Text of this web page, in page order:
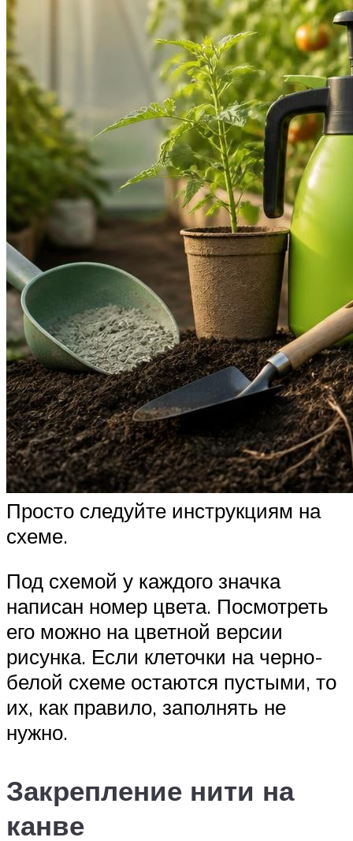
Просто следуйте инструкциям на
схеме.
Под схемой у каждого значка
написан номер цвета. Посмотреть
его можно на цветной версии
рисунка. Если клеточки на черно-
белой схеме остаются пустыми, то
их, как правило, заполнять не
нужно.
Закрепление нити на
канве